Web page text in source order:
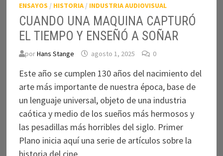
ENSAYOS / HISTORIA/ INDUSTRIA AUDIOVISUAL
CUANDO UNA MAQUINA CAPTURÓ
EL TIEMPO Y ENSEÑÓ A SOÑAR
porHans Stange agosto 1, 2025 0
Este año se cumplen 130 años del nacimiento del
arte más importante de nuestra época, base de
un lenguaje universal, objeto de una industria
caótica y medio de los sueños más hermosos y
las pesadillas más horribles del siglo. Primer
Plano inicia aquí una serie de artículos sobre la
historia del cine.